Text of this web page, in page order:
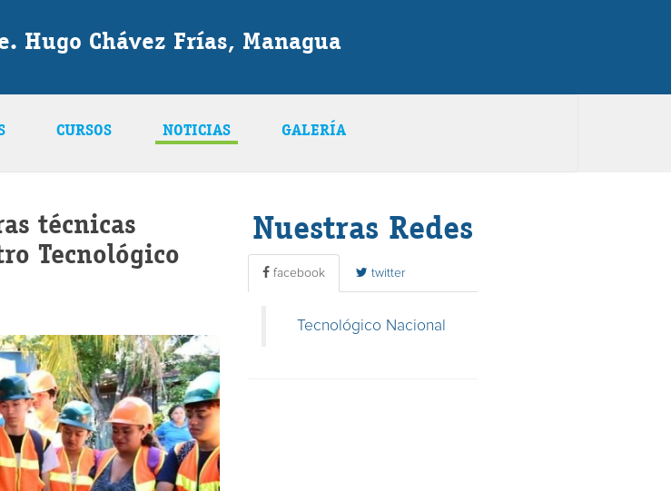
Hugo Chávez Frías, Managua
CURSOS NOTICIAS GALERÍA
técnicas
Tecnológico
Nuestras Redes
facebook twitter
Tecnológico Nacional